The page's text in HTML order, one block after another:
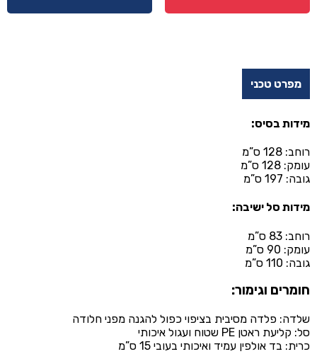
מפרט טכני
מידות בסיס:
רוחב: 128 ס”מ
עומק: 128 ס”מ
גובה: 197 ס”מ
מידות סל ישיבה:
רוחב: 83 ס”מ
עומק: 90 ס”מ
גובה: 110 ס”מ
חומרים וגימור:
שלדה: פלדה מסיבית בציפוי כפול להגנה מפני חלודה
סל: קליעת ראטן PE שטוח ועגול איכותי
כרית: בד אולפין עמיד ואיכותי בעובי 15 ס”מ